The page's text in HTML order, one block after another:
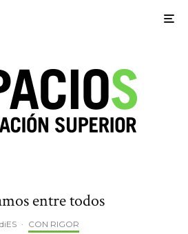
entre todos
· CON RIGOR